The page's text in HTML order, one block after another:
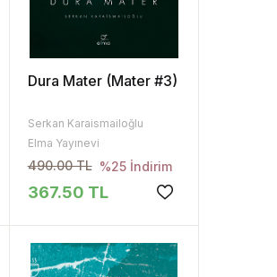
Dura Mater (Mater #3)
Serkan Karaismailoğlu
Elma Yayınevi
490.00 TL %25 İndirim
367.50 TL